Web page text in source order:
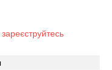
зареєструйтесь